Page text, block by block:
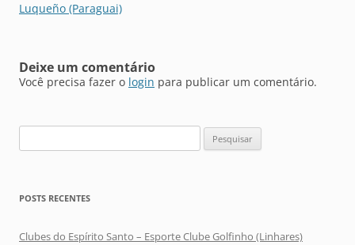
posts
Luqueño (Paraguai)
Deixe um comentário
Você precisa fazer o login para publicar um comentário.
por:
POSTS RECENTES
Clubes do Espírito Santo – Esporte Clube Golfinho (Linhares)